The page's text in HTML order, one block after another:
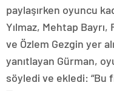
paylaşırken oyuncu
Yılmaz, Mehtap Bayrı,
ve Özlem Gezgin yer
yanıtlayan Gürman,
söyledi ve ekledi: “Bu